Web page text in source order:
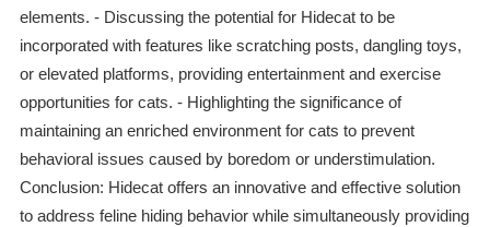
elements. - Discussing the potential for Hidecat to be
incorporated with features like scratching posts, dangling toys,
or elevated platforms, providing entertainment and exercise
opportunities for cats. - Highlighting the significance of
maintaining an enriched environment for cats to prevent
behavioral issues caused by boredom or understimulation.
Conclusion: Hidecat offers an innovative and effective solution
to address feline hiding behavior while simultaneously providing